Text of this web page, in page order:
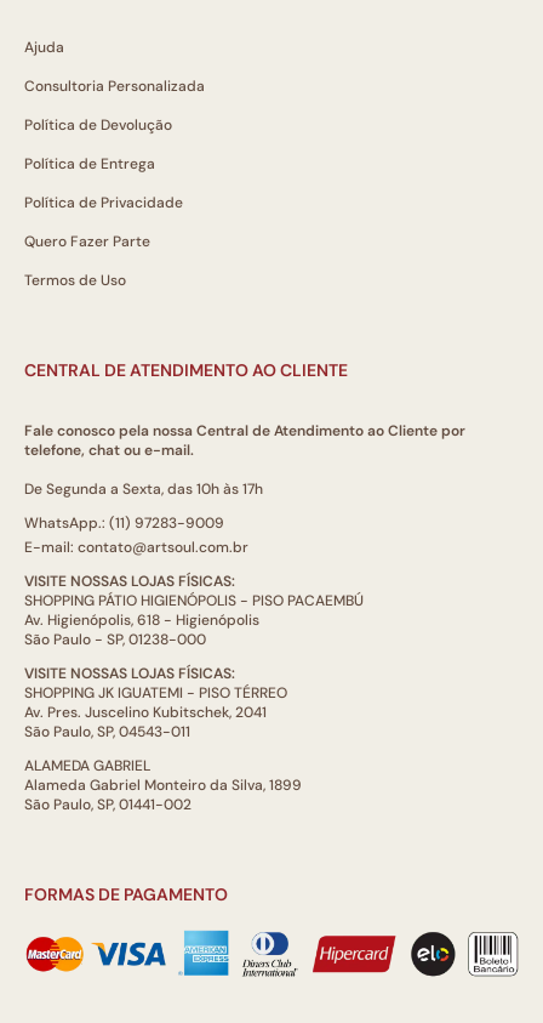
Ajuda
Consultoria Personalizada
Política de Devolução
Política de Entrega
Política de Privacidade
Quero Fazer Parte
Termos de Uso
CENTRAL DE ATENDIMENTO AO CLIENTE
Fale conosco pela nossa Central de Atendimento ao Cliente por
telefone, chat ou e-mail.
De Segunda a Sexta, das 10h às 17h
WhatsApp.: (11) 97283-9009
E-mail: contato@artsoul.com.br
VISITE NOSSAS LOJAS FÍSICAS:
SHOPPING PÁTIO HIGIENÓPOLIS - PISO PACAEMBÚ
Av. Higienópolis, 618 - Higienópolis
São Paulo - SP, 01238-000
VISITE NOSSAS LOJAS FÍSICAS:
SHOPPING JK IGUATEMI - PISO TÉRREO
Av. Pres. Juscelino Kubitschek, 2041
São Paulo, SP, 04543-011
ALAMEDA GABRIEL
Alameda Gabriel Monteiro da Silva, 1899
São Paulo, SP, 01441-002
FORMAS DE PAGAMENTO